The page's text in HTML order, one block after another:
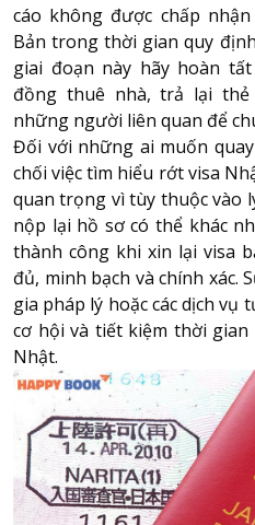
cáo không được chấp
Bản trong thời gian quy
giai đoạn này hãy hoàn
đồng thuê nhà, trả lại
những người liên quan để
Đối với những ai muốn
chối việc tìm hiểu rớt visa
quan trọng vì tùy thuộc vào
nộp lại hồ sơ có thể khác
thành công khi xin lại visa
đủ, minh bạch và chính xác.
gia pháp lý hoặc các dịch vụ
cơ hội và tiết kiệm thời
Nhật.